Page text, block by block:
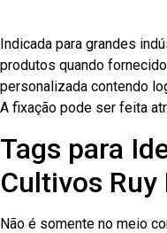
Indicada para grandes
produtos quando
personalizada contendo
A fixação pode ser feita
Tags para
Cultivos Ruy
Não é somente no meio